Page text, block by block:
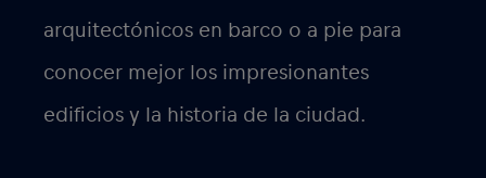
arquitectónicos en barco o a pie para
conocer mejor los impresionantes
edificios y la historia de la ciudad.